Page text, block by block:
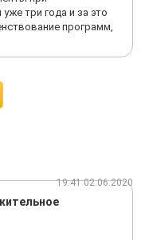
три года и за это
программ,
19:41 02.06.2020